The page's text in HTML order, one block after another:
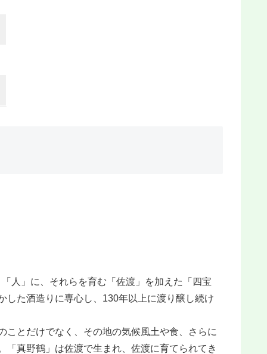
人」に、それらを育む「佐渡」を加えた「四宝
した酒造りに専心し、130年以上に渡り醸し続け
とだけでなく、その地の気候風土や食、さらに
真野鶴」は佐渡で生まれ、佐渡に育てられてき